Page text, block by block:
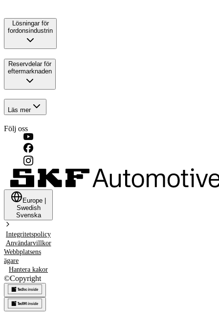
Lösningar för
fordonsindustrin
Reservdelar för
eftermarknaden
Läs mer
Följ oss
Europe
Swedish
Svenska
Integritetspolicy
Användarvillkor
Webbplatsens
ägare
Hantera kakor
©Copyright